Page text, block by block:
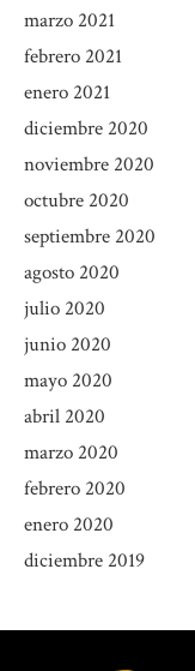
marzo 2021
febrero 2021
enero 2021
diciembre 2020
noviembre 2020
octubre 2020
septiembre 2020
agosto 2020
julio 2020
junio 2020
mayo 2020
abril 2020
marzo 2020
febrero 2020
enero 2020
diciembre 2019